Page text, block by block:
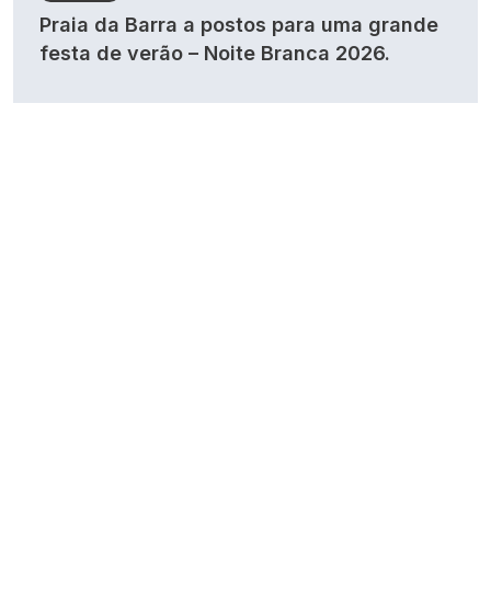
Praia da Barra a postos para uma grande
festa de verão – Noite Branca 2026.